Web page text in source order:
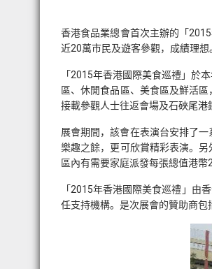
香港食品業總會首次主辦的「
近20萬市民及遊客參觀，成績理想
「2015年香港國際美食巡禮」於
區、休閒食品區、美食區及鮮活
接載參觀人士往返會場及石硤尾港
展會期間，該會在表演台安排了
樂趣之餘，更可欣賞精彩表演。
區內有需要家庭派發每張總值港
「2015年香港國際美食巡禮」由
任支持機構。是次展會的贊助商